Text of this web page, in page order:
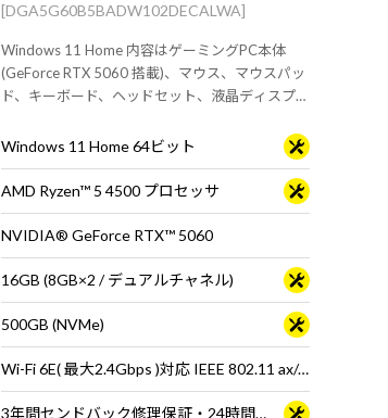
[DGA5G60B5BADW102DECALWA]
Windows 11 Home 内容はゲーミングPC本体
(GeForce RTX 5060 搭載)、マウス、マウスパッ
ド、キーボード、ヘッドセット、液晶ディスプレ
ーターセット。
Windows 11 Home 64ビット
AMD Ryzen™ 5 4500 プロセッサ
NVIDIA® GeForce RTX™ 5060
16GB (8GB×2 / デュアルチャネル)
500GB (NVMe)
Wi-Fi 6E( 最大2.4Gbps )対応 IEEE 802.11 ax/ac/a/b/g/n準拠 ＋ Bluetooth 5内蔵
3年間センドバック修理保証・24時間×365日電話サポート